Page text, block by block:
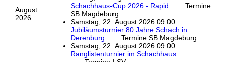
August
2026
Schachhaus-Cup 2026 - Rapid
:: Termine
SB Magdeburg
Samstag, 22. August 2026 09:00
Jubiläumsturnier 80 Jahre Schach in
Derenburg
:: Termine SB Magdeburg
Samstag, 22. August 2026 09:00
Ranglistenturnier im Schachhaus